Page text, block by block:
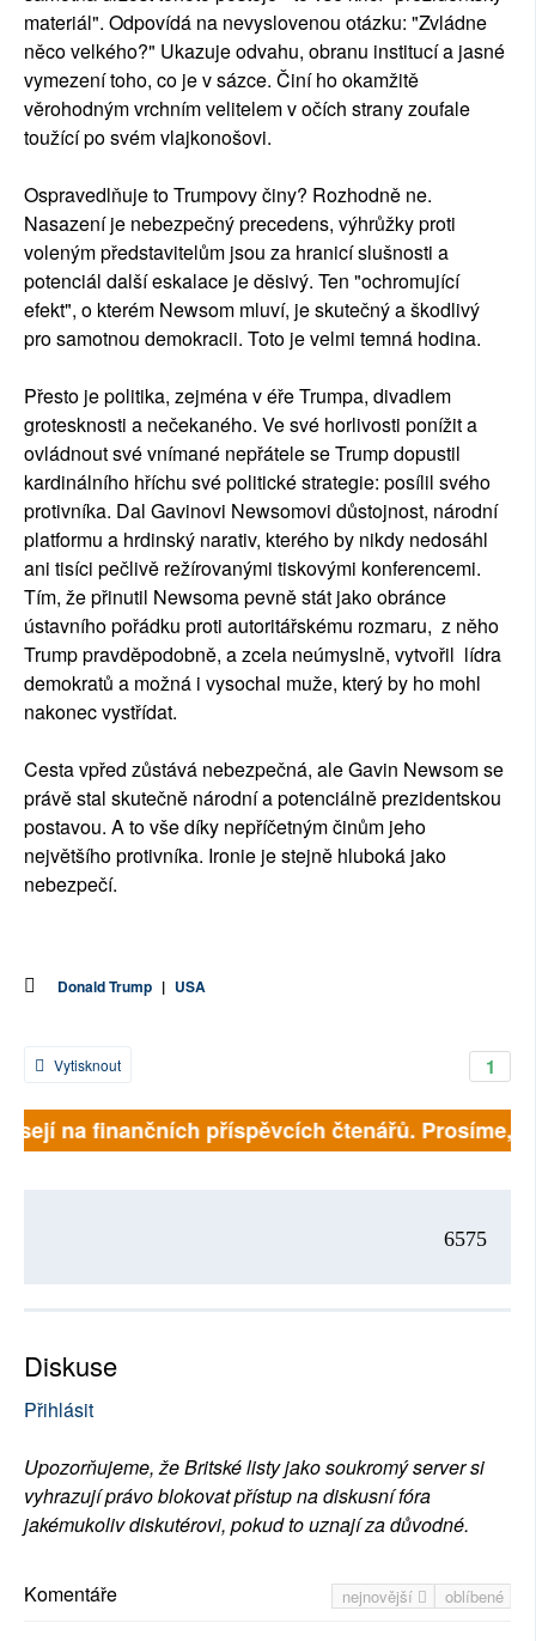
materiál". Odpovídá na nevyslovenou otázku: "Zvládne
něco velkého?" Ukazuje odvahu, obranu institucí a jasné
vymezení toho, co je v sázce. Činí ho okamžitě
věrohodným vrchním velitelem v očích strany zoufale
toužící po svém vlajkonošovi.
Ospravedlňuje to Trumpovy činy? Rozhodně ne.
Nasazení je nebezpečný precedens, výhrůžky proti
voleným představitelům jsou za hranicí slušnosti a
potenciál další eskalace je děsivý. Ten "ochromující
efekt", o kterém Newsom mluví, je skutečný a škodlivý
pro samotnou demokracii. Toto je velmi temná hodina.
Přesto je politika, zejména v éře Trumpa, divadlem
grotesknosti a nečekaného. Ve své horlivosti ponížit a
ovládnout své vnímané nepřátele se Trump dopustil
kardinálního hříchu své politické strategie: posílil svého
protivníka. Dal Gavinovi Newsomovi důstojnost, národní
platformu a hrdinský narativ, kterého by nikdy nedosáhl
ani tisíci pečlivě režírovanými tiskovými konferencemi.
Tím, že přinutil Newsoma pevně stát jako obránce
ústavního pořádku proti autoritářskému rozmaru, z něho
Trump pravděpodobně, a zcela neúmyslně, vytvořil lídra
demokratů a možná i vysochal muže, který by ho mohl
nakonec vystřídat.
Cesta vpřed zůstává nebezpečná, ale Gavin Newsom se
právě stal skutečně národní a potenciálně prezidentskou
postavou. A to vše díky nepříčetným činům jeho
největšího protivníka. Ironie je stejně hluboká jako
nebezpečí.
Donald Trump | USA
1
Vytisknout
na finančních příspěvcích čtenářů. Prosíme,
6575
Diskuse
Přihlásit
Upozorňujeme, že Britské listy jako soukromý server si
vyhrazují právo blokovat přístup na diskusní fóra
jakémukoliv diskutérovi, pokud to uznají za důvodné.
nejnovější oblíbené
Komentáře